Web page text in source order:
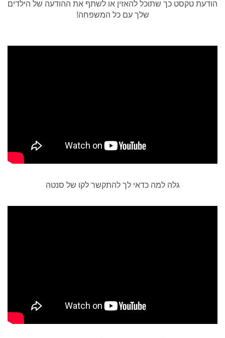
הודעת טקסט כך שתוכל להאזין או לשתף את ההודעה של הילדים
שלך עם כל המשפחה!
גלה למה כדאי לך להתקשר לקו של סנטה